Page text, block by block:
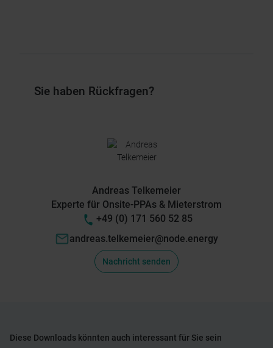
Sie haben Rückfragen?
Andreas Telkemeier
Experte für Onsite-PPAs & Mieterstrom
+49 (0) 171 560 52 85
andreas.telkemeier@node.energy
Nachricht senden
Diese Downloads könnten auch interessant für Sie sein